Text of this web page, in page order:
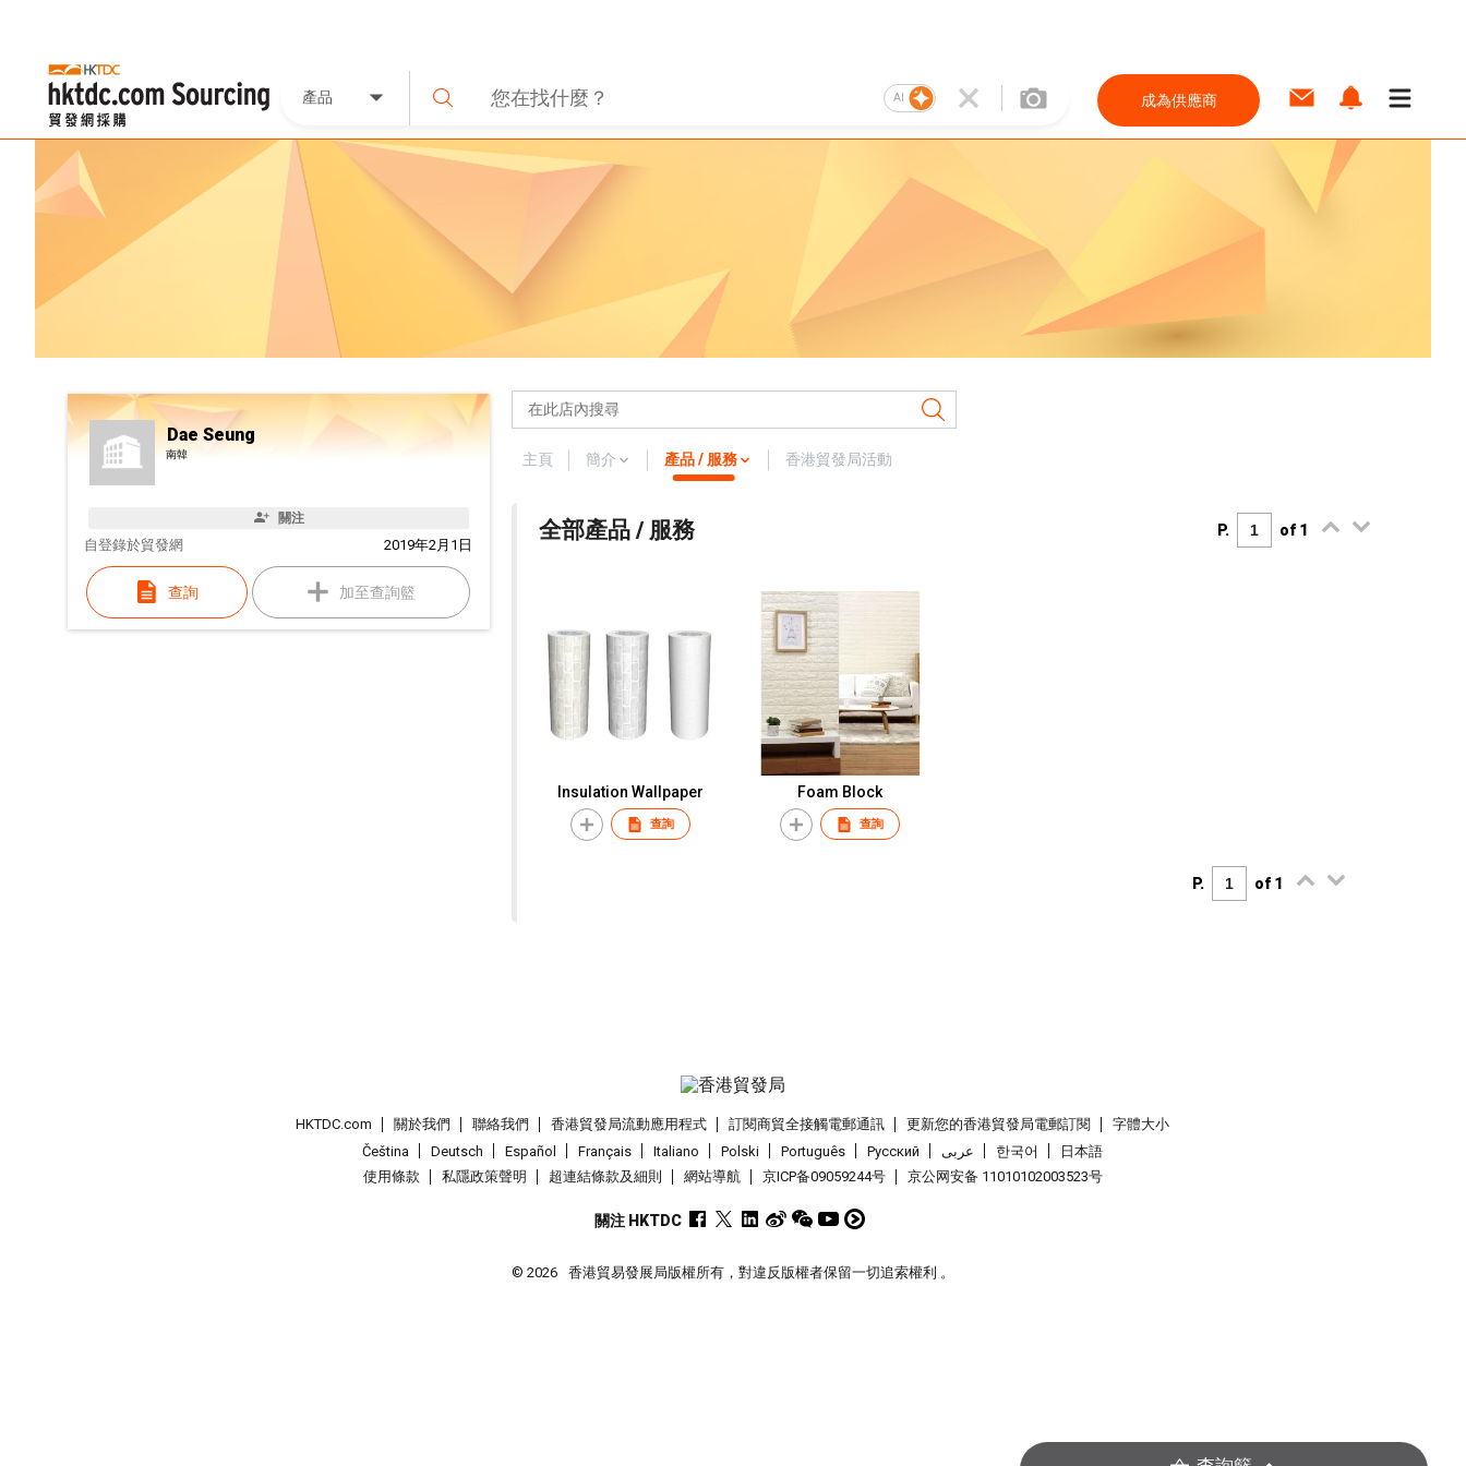
產品 AI 成為供應商
Dae Seung
南韓
關注
自 2019年2月1日
登錄於貿發網
查詢 加至查詢籃
主頁 簡介 產品 / 服務 香港貿發局活動
全部產品 / 服務 P. of 1
Insulation Wallpaper
查詢
Foam Block
查詢
P. of 1
HKTDC.com 關於我們 聯絡我們 香港貿發局流動應用程式 訂閱商貿全接觸電郵通訊 更新您的香港貿發局電郵訂閱
字體大小
Čeština
Deutsch Español Français Italiano Polski Português Pусский عربى 한국어
日本語
使用條款
私隱政策聲明 超連結條款及細則 網站導航 京ICP备09059244号 京公网安备 11010102003523号
關注 HKTDC
© 2026 香港貿易發展局版權所有，對違反版權者保留一切追索權利 。